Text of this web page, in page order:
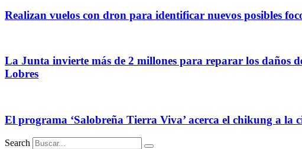
Realizan vuelos con dron para identificar nuevos posibles
La Junta invierte más de 2 millones para reparar los daños
Lobres
El programa ‘Salobreña Tierra Viva’ acerca el chikung a
Search